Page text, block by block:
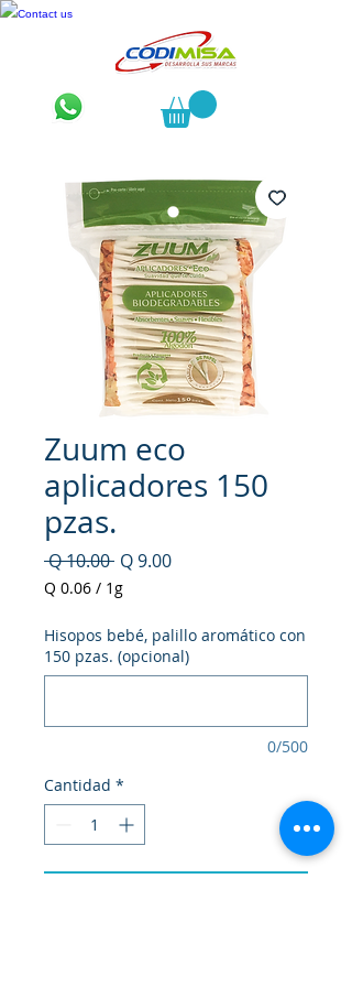
Contact us
Zuum eco
aplicadores 150
pzas.
Q 10.00 Precio
Q 9.00Precio
Q 0.06 / 1g
por
1
Gramo
Hisopos bebé, palillo aromático con
150 pzas. (opcional)
0/500
Cantidad *